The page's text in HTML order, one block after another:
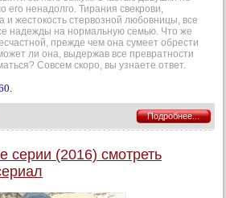
ненадолго. Тирания свекрови,
и жестокость стервозной любовницы, все
надежды на нормальную семью. Что же
прежде чем она сумеет обрести
ли она, выдержав все превратности
Совсем скоро, вы узнаете ответ.
Подробнее...
серии (2016) смотреть